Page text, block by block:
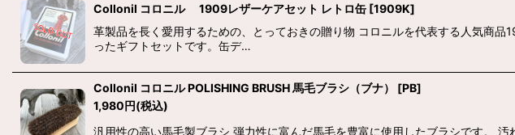
Collonil コロニル 1909レザーケアセット レトロ缶 [1909K]
革製品を長く愛用するための、とっておきの贈り物 コロニルを代表する人気商
ったギフトセットです。缶デ…
Collonil コロニル POLISHING BRUSH 馬毛ブラシ（ブナ） [PB]
1,980円(税込)
汎用性の高い馬毛製ブラシ 弾力性に富んだ馬毛を豊富に使用したブラシです。